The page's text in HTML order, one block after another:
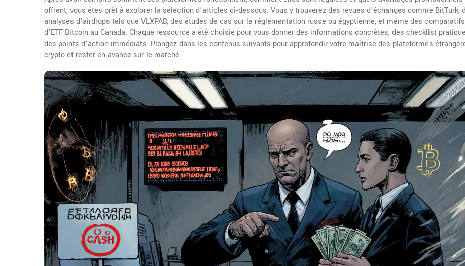
offrent, vous êtes prêt à explorer la sélection d’articles ci‑dessous. Vous y trouverez des revues d’échanges comme BitTurk,
analyses d’airdrops tels que VLXPAD, des études de cas sur la réglementation russe ou égyptienne, et même des comparatifs
d’ETF Bitcoin au Canada. Chaque ressource a été choisie pour vous donner des informations concrètes, des checklist
des points d’action immédiats. Plongez dans les contenus suivants pour approfondir votre maîtrise des plateformes
crypto et rester en avance sur le marché.